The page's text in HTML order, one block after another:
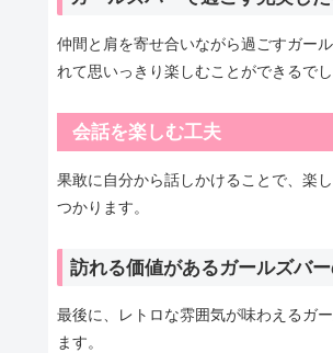
仲間と肩を寄せ合いながら過ごすガー
れて思いっきり楽しむことができるでし
会話を楽しむ工夫
果敢に自分から話しかけることで、楽
つかります。
訪れる価値があるガールズバ
最後に、レトロな雰囲気が味わえるガ
ます。